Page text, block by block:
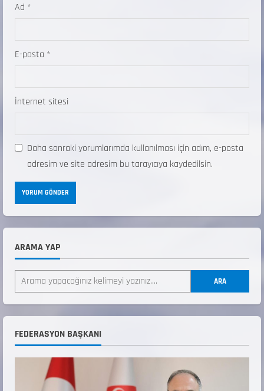
Ad *
E-posta *
İnternet sitesi
Daha sonraki yorumlarımda kullanılması için adım, e-posta
adresim ve site adresim bu tarayıcıya kaydedilsin.
ARAMA YAP
ARA
FEDERASYON BAŞKANI
2
ŞAMPİYONASI
22 Temmuz 2026
3
ŞAMPİYONASI GÖREVLİ LİSTESİ
Teknik Kurul ve Alt Kurul Üyelerimiz